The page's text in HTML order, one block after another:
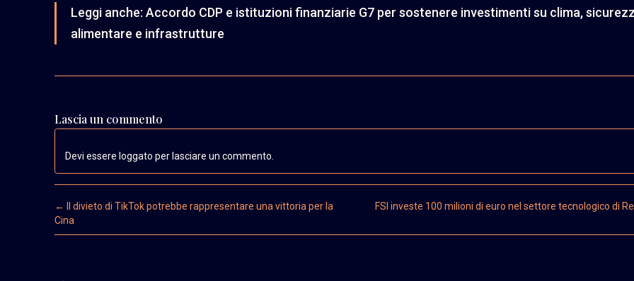
Leggi anche: Accordo CDP e istituzioni finanziarie G7 per sostenere investimenti su clima,
alimentare e infrastrutture
Lascia un commento
Devi essere loggato per lasciare un commento.
Post navigation
← Il divieto di TikTok potrebbe rappresentare una vittoria per la
Cina
FSI investe 100 milioni di euro nel settore tecnologico di